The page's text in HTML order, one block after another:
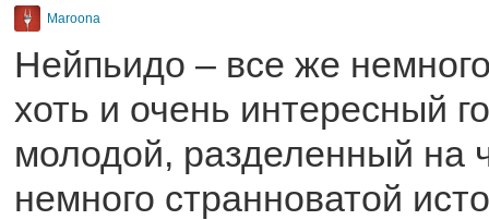
Maroona
Нейпьидо – все же
хоть и очень интересный
молодой, разделенный на
немного странноватой